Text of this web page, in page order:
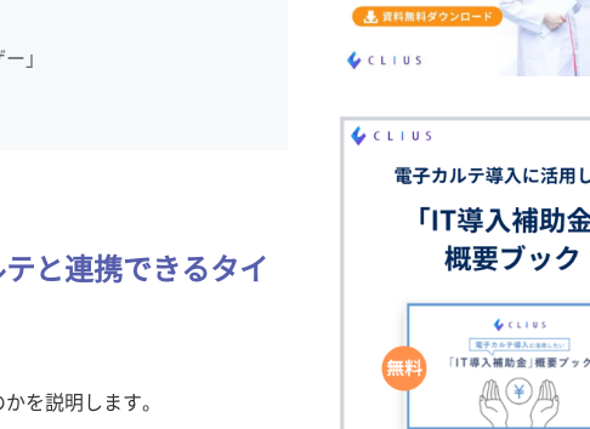
」
と連携できるタイ
を説明します。